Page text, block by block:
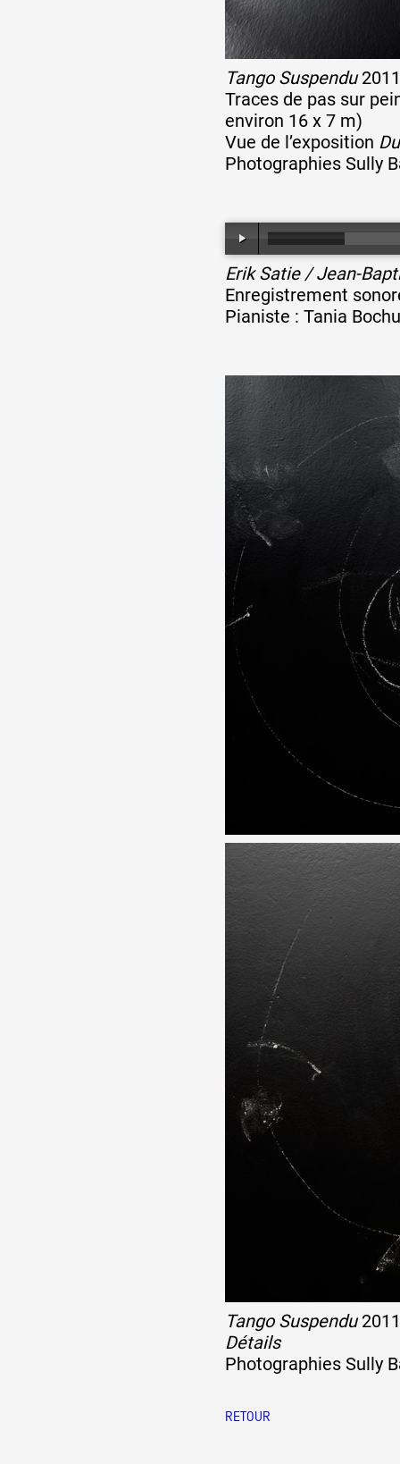
Année par année
Collection vidéos
Candidater
Tango Suspendu2011
Traces de pas sur
environ 16 x 7 m)
Vue de l’exposition
Photographies Sully
Erik Satie / Jean-
Enregistrement
Pianiste : Tania
Tango Suspendu2011
Détails
Photographies Sully
RETOUR